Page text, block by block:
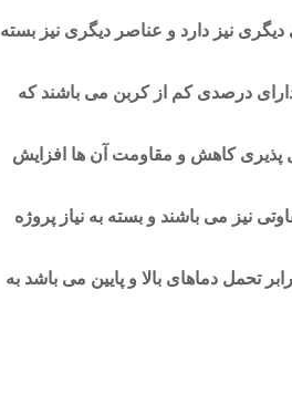
نیز دارد و عناصر دیگری نیز بسته
درصدی کم از کربن می باشند که
پذیری کاهش و مقاومت آن ها افزایش
نیز می باشند و بسته به نیاز پروژه
تحمل دماهای بالا و پایین می باشد به